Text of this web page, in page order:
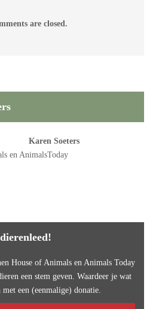
are closed.
Karen Soeters
en AnimalsToday
House of Animals en Animals Today
een stem geven. Waardeer je wat
een (eenmalige) donatie.